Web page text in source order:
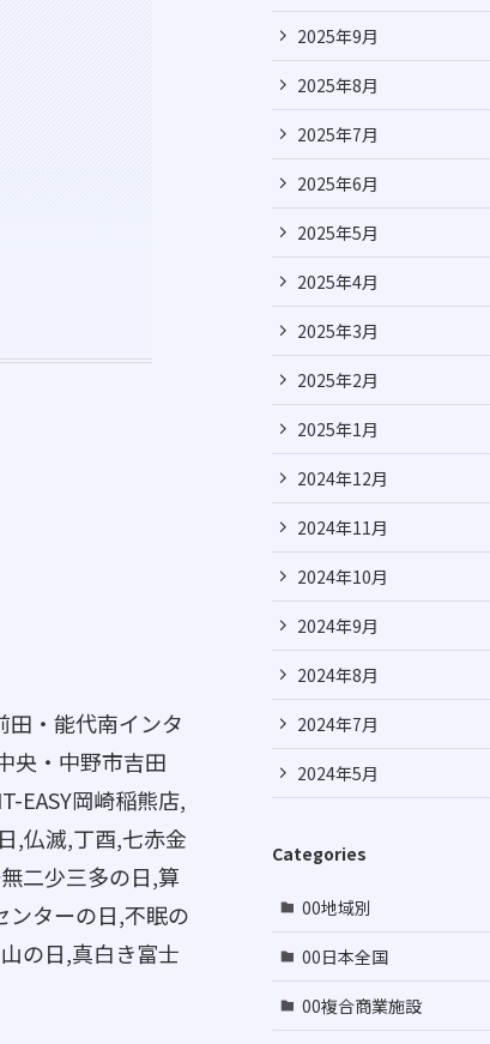
・能代南インタ
央・中野市吉田
EASY岡崎稲熊店,
,仏滅,丁酉,七赤金
二少三多の日,算
ンターの日,不眠の
の日,真白き富士
2025年9月
2025年8月
2025年7月
2025年6月
2025年5月
2025年4月
2025年3月
2025年2月
2025年1月
2024年12月
2024年11月
2024年10月
2024年9月
2024年8月
2024年7月
2024年5月
Categories
00地域別
00日本全国
00複合商業施設